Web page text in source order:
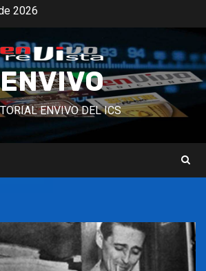
2026
ENVIVO
ENVIVO DEL ICS